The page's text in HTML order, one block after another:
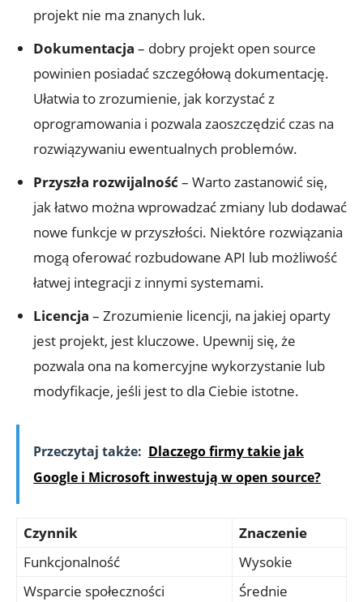
projekt nie ma znanych luk.
Dokumentacja – dobry projekt open source
powinien posiadać szczegółową dokumentację.
Ułatwia to zrozumienie, jak korzystać z
oprogramowania i pozwala zaoszczędzić czas na
rozwiązywaniu ewentualnych problemów.
Przyszła rozwijalność– Warto zastanowić się,
jak łatwo można wprowadzać zmiany lub dodawać
nowe funkcje w przyszłości. Niektóre rozwiązania
mogą oferować rozbudowane API lub możliwość
łatwej integracji z innymi systemami.
Licencja – Zrozumienie licencji, na jakiej oparty
jest projekt, jest kluczowe. Upewnij się, że
pozwala ona na komercyjne wykorzystanie lub
modyfikacje, jeśli jest to dla Ciebie istotne.
Przeczytaj także: Dlaczego firmy takie jak
Google i Microsoft inwestują w open source?
Czynnik
Znaczenie
Funkcjonalność
Wysokie
Wsparcie społeczności
Średnie